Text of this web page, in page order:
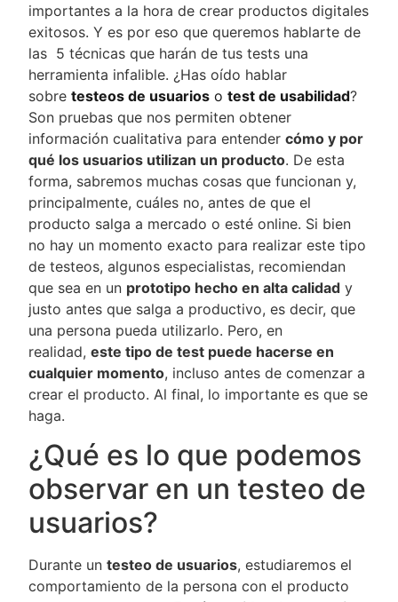
importantes a la hora de crear productos digitales
exitosos. Y es por eso que queremos hablarte de
las 5 técnicas que harán de tus tests una
herramienta infalible. ¿Has oído hablar
sobre testeos de usuarios o test de usabilidad?
Son pruebas que nos permiten obtener
información cualitativa para entender cómo y por
qué los usuarios utilizan un producto. De esta
forma, sabremos muchas cosas que funcionan y,
principalmente, cuáles no, antes de que el
producto salga a mercado o esté online. Si bien
no hay un momento exacto para realizar este tipo
de testeos, algunos especialistas, recomiendan
que sea en un prototipo hecho en alta calidad y
justo antes que salga a productivo, es decir, que
una persona pueda utilizarlo. Pero, en
realidad, este tipo de test puede hacerse en
cualquier momento, incluso antes de comenzar a
crear el producto. Al final, lo importante es que se
haga.
¿Qué es lo que podemos
observar en un testeo de
usuarios?
Durante un testeo de usuarios, estudiaremos el
comportamiento de la persona con el producto